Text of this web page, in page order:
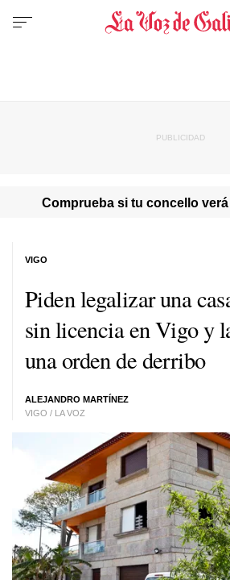
Comprueba si tu concello
Piden legalizar una
sin licencia en Vigo y
una orden de derribo
ALEJANDRO MARTÍNEZ
VIGO / LA VOZ
VIGO